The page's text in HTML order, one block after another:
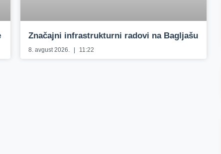
Značajni infrastrukturni radovi na Bagljašu
8. avgust 2026. 11:22